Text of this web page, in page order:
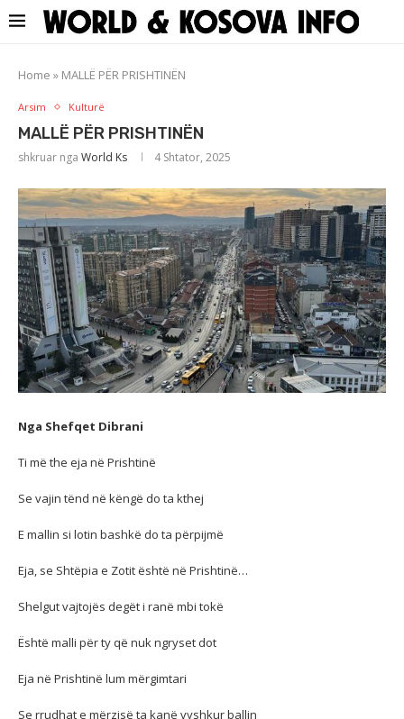
Home » MALLË PËR PRISHTINËN
Arsim Kulturë
MALLË PËR PRISHTINËN
shkruar nga World Ks 4 Shtator, 2025
Nga Shefqet Dibrani
Ti më the eja në Prishtinë
Se vajin tënd në këngë do ta kthej
E mallin si lotin bashkë do ta përpijmë
Eja, se Shtëpia e Zotit është në Prishtinë…
Shelgut vajtojës degët i ranë mbi tokë
Është malli për ty që nuk ngryset dot
Eja në Prishtinë lum mërgimtari
Se rrudhat e mërzisë ta kanë vyshkur ballin